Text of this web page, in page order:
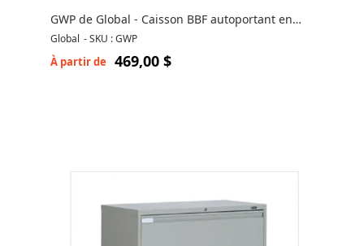
GWP de Global - Caisson BBF autoportant en
métal - 3 tiroirs
Global -SKU : GWP
À partir de 469,00 $